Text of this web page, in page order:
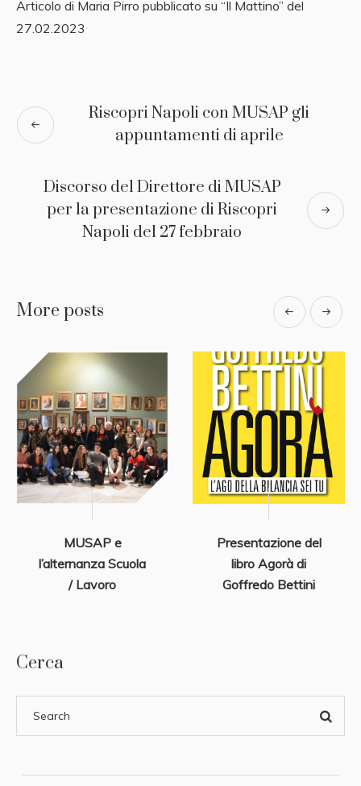
Articolo di Maria Pirro pubblicato su “Il Mattino” del
27.02.2023
Riscopri Napoli con MUSAP gli
appuntamenti di aprile
Discorso del Direttore di MUSAP
per la presentazione di Riscopri
Napoli del 27 febbraio
More posts
MUSAP e
l’alternanza Scuola
/ Lavoro
Presentazione del
libro Agorà di
Goffredo Bettini
Cerca